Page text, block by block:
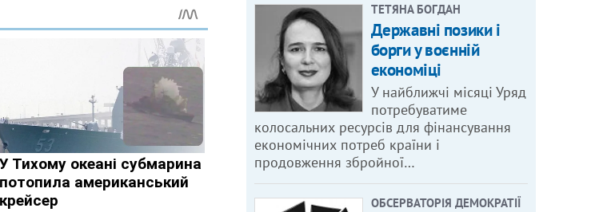
ТЕТЯНА БОГДАН
Державні позики і
борги у воєнній
економіці
У найближчі місяці Уряд
потребуватиме
колосальних ресурсів для фінансування
економічних потреб країни і
продовження збройної…
ОБСЕРВАТОРІЯ ДЕМОКРАТІЇ